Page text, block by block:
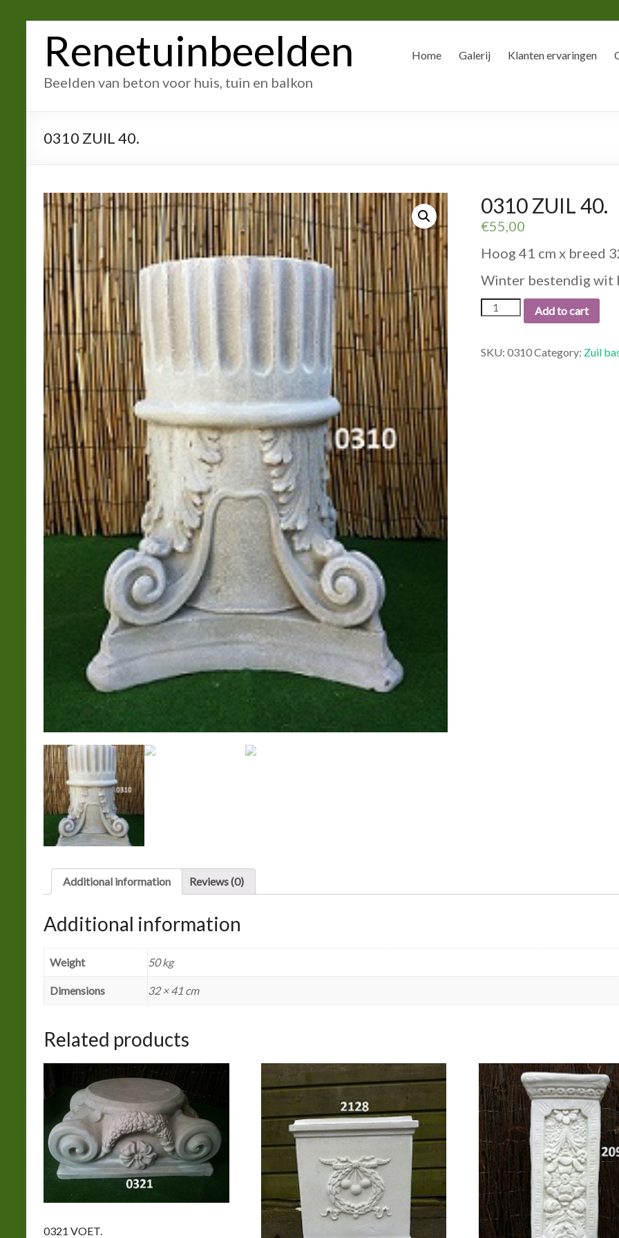
inhoudRenetuinbeelden
Beelden van beton voor huis, tuin en balkon
Home Galerij Klanten ervaringen
0310 ZUIL 40.
0310 ZUIL 40.
€55,00
Hoog 41 cm x breed
Winter bestendig wit
0310
ZUIL
Add to cart
SKU:0310Category: Zuil
Additional information Reviews (0)
Additional information
Weight 50 kg
Dimensions 32 × 41 cm
Related products
0321 VOET.